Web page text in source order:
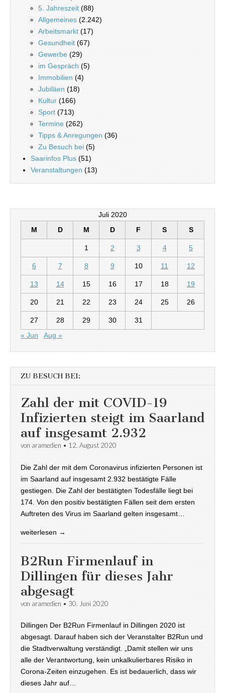
5. Jahreszeit (88)
Allgemeines (2.242)
Arbeitsmarkt (17)
Gesundheit (67)
Gewerbe (29)
im Gespräch (5)
Immobilien (4)
Jubiläen (18)
Kultur (166)
Sport (713)
Termine (262)
Tipps & Anregungen (36)
Zu Besuch bei (5)
Saarinfos Plus (51)
Veranstaltungen (13)
Juli 2020
M
D M D F S S
1 2 3 4 5
6 7 8 9 10 11 12
13 14 15 16 17 18 19
20 21 22 23 24 25 26
27 28 29 30
31
« Jun
Aug »
ZU BESUCH BEI:
Zahl der mit COVID-19
Infizierten steigt im Saarland
auf insgesamt 2.932
von aramedien • 12. August 2020
Die Zahl der mit dem Coronavirus infizierten Personen ist
im Saarland auf insgesamt 2.932 bestätigte Fälle
gestiegen. Die Zahl der bestätigten Todesfälle liegt bei
174. Von den positiv bestätigten Fällen seit dem ersten
Auftreten des Virus im Saarland gelten insgesamt…
weiterlesen →
B2Run Firmenlauf in
Dillingen für dieses Jahr
abgesagt
von aramedien • 30. Juni 2020
Dillingen Der B2Run Firmenlauf in Dillingen 2020 ist
abgesagt. Darauf haben sich der Veranstalter B2Run und
die Stadtverwaltung verständigt. „Damit stellen wir uns
alle der Verantwortung, kein unkalkulierbares Risiko in
Corona-Zeiten einzugehen. Es ist bedauerlich, dass wir
dieses Jahr auf…